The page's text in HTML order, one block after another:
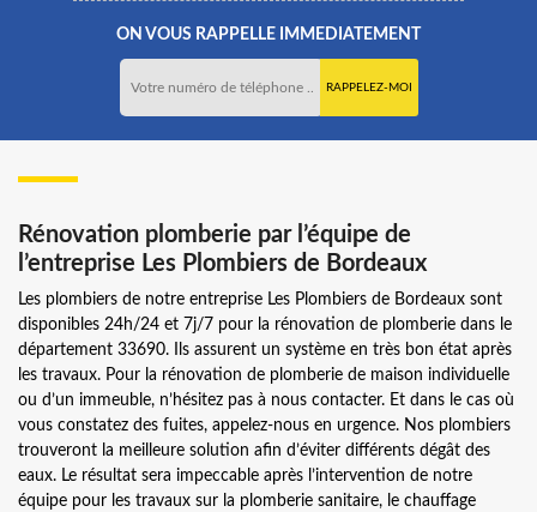
ON VOUS RAPPELLE IMMEDIATEMENT
Rénovation plomberie par l’équipe de
l’entreprise Les Plombiers de Bordeaux
Les plombiers de notre entreprise Les Plombiers de Bordeaux sont
disponibles 24h/24 et 7j/7 pour la rénovation de plomberie dans le
département 33690. Ils assurent un système en très bon état après
les travaux. Pour la rénovation de plomberie de maison individuelle
ou d’un immeuble, n’hésitez pas à nous contacter. Et dans le cas où
vous constatez des fuites, appelez-nous en urgence. Nos plombiers
trouveront la meilleure solution afin d’éviter différents dégât des
eaux. Le résultat sera impeccable après l’intervention de notre
équipe pour les travaux sur la plomberie sanitaire, le chauffage